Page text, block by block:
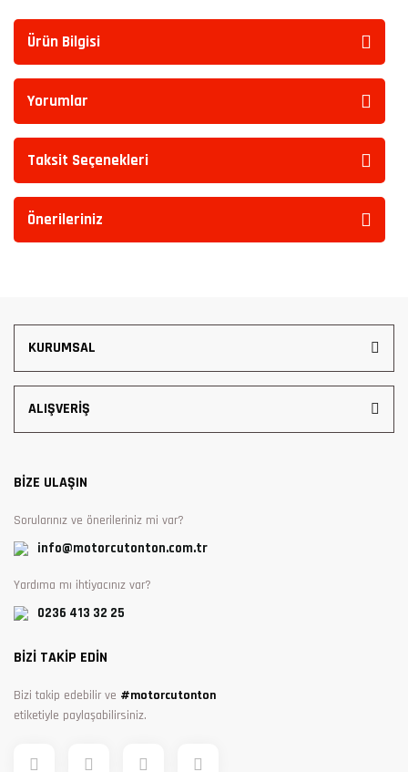
Ürün Bilgisi
Yorumlar
Taksit Seçenekleri
Önerileriniz
KURUMSAL
ALIŞVERİŞ
BİZE ULAŞIN
Sorularınız ve önerileriniz mi var?
info@motorcutonton.com.tr
Yardıma mı ihtiyacınız var?
0236 413 32 25
BİZİ TAKİP EDİN
Bizi takip edebilir ve #motorcutonton
etiketiyle paylaşabilirsiniz.